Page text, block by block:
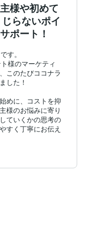
様や初めて
らないポイ
ポート！
す。
様のマーケティ
このたびココナラ
した！
めに、コストを抑
様のお悩みに寄り
ていくかの思考の
すく丁寧にお伝え
安心感のある「相
客成功をサポート
たいクライアン
提案し、管理方
こと